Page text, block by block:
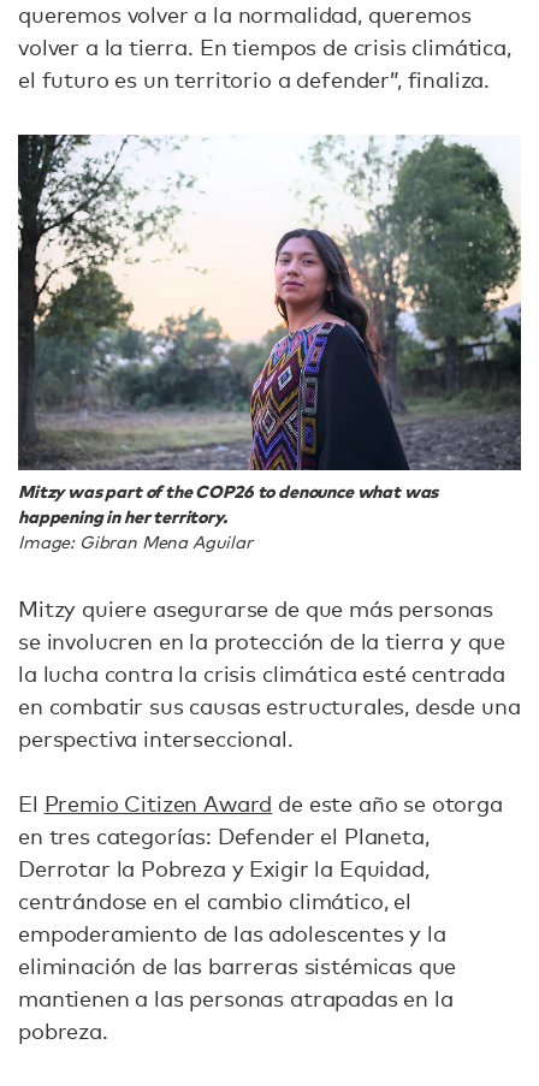
queremos volver a la normalidad, queremos
volver a la tierra. En tiempos de crisis climática,
el futuro es un territorio a defender”, finaliza.
Mitzy was part of the COP26 to denounce what was
happening in her territory.
Image: Gibran Mena Aguilar
Mitzy quiere asegurarse de que más personas
se involucren en la protección de la tierra y que
la lucha contra la crisis climática esté centrada
en combatir sus causas estructurales, desde una
perspectiva interseccional.
El Premio Citizen Award de este año se otorga
en tres categorías: Defender el Planeta,
Derrotar la Pobreza y Exigir la Equidad,
centrándose en el cambio climático, el
empoderamiento de las adolescentes y la
eliminación de las barreras sistémicas que
mantienen a las personas atrapadas en la
pobreza.